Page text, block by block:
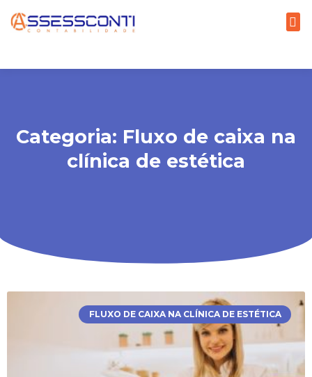
Categoria: Fluxo de caixa na
clínica de estética
FLUXO DE CAIXA NA CLÍNICA DE ESTÉTICA